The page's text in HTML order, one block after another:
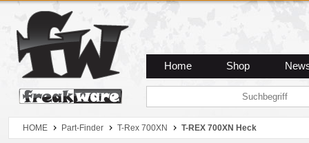
Zum Hauptmenue
Zum Seiteninhalt
Zum Warenkob
Home Shop
HOME Part-Finder T-Rex 700XN T-REX 700XN Heck